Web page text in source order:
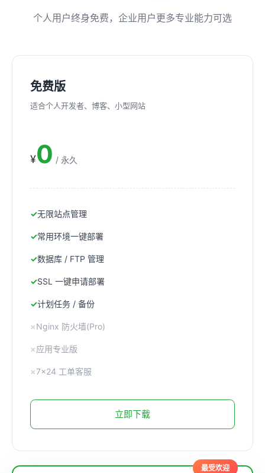
个人用户终身免费，企业用户更多专业能力可选
免费版
适合个人开发者、博客、小型网站
¥0 / 永久
无限站点管理
常用环境一键部署
数据库 / FTP 管理
SSL 一键申请部署
计划任务 / 备份
Nginx 防火墙(Pro)
应用专业版
7×24 工单客服
立即下载
最受欢迎